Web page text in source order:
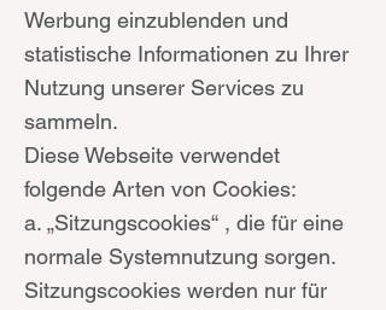
Werbung einzublenden und
statistische Informationen zu Ihrer
Nutzung unserer Services zu
sammeln.
Diese Webseite verwendet
folgende Arten von Cookies:
a. „Sitzungscookies“ , die für eine
normale Systemnutzung sorgen.
Sitzungscookies werden nur für